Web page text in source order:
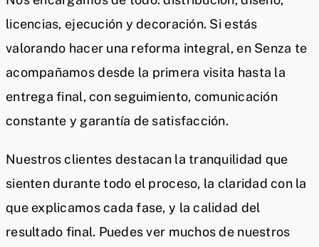
licencias, ejecución y decoración. Si estás
valorando hacer una reforma integral, en Senza te
acompañamos desde la primera visita hasta la
entrega final, con seguimiento, comunicación
constante y garantía de satisfacción.
Nuestros clientes destacan la tranquilidad que
sienten durante todo el proceso, la claridad con la
que explicamos cada fase, y la calidad del
resultado final. Puedes ver muchos de nuestros